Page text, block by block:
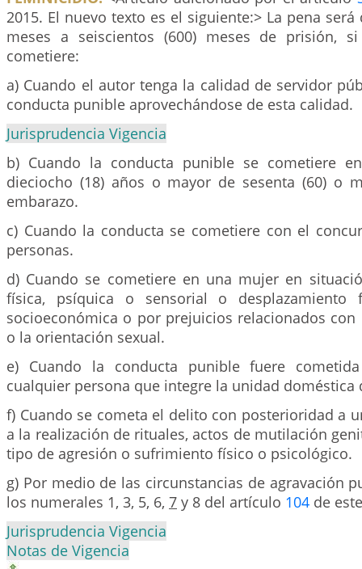
2015. El nuevo texto es el siguiente:> La pena
meses a seiscientos (600) meses de prisión,
cometiere:
a) Cuando el autor tenga la calidad de servidor
conducta punible aprovechándose de esta calidad.
Jurisprudencia Vigencia
b) Cuando la conducta punible se cometiere
dieciocho (18) años o mayor de sesenta (60) o
embarazo.
c) Cuando la conducta se cometiere con el
personas.
d) Cuando se cometiere en una mujer en
física, psíquica o sensorial o desplazamiento
socioeconómica o por prejuicios relacionados
o la orientación sexual.
e) Cuando la conducta punible fuere
cualquier persona que integre la unidad doméstica
f) Cuando se cometa el delito con posterioridad a
a la realización de rituales, actos de mutilación
tipo de agresión o sufrimiento físico o psicológico.
g) Por medio de las circunstancias de agravación
los numerales 1, 3, 5, 6, 7 y 8 del artículo 104 de
Jurisprudencia Vigencia
Notas de Vigencia